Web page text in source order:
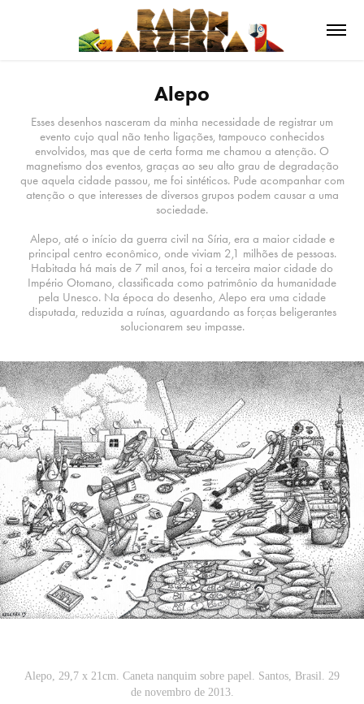
Alepo
Esses desenhos nasceram da minha necessidade de registrar um
evento cujo qual não tenho ligações, tampouco conhecidos
envolvidos, mas que de certa forma me chamou a atenção. O
magnetismo dos eventos, graças ao seu alto grau de degradação
que aquela cidade passou, me foi sintéticos. Pude acompanhar com
atenção o que interesses de diversos grupos podem causar a uma
sociedade.
Alepo, até o início da guerra civil na Síria, era a maior cidade e
principal centro econômico, onde viviam 2,1 milhões de pessoas.
Habitada há mais de 7 mil anos, foi a terceira maior cidade do
Império Otomano, classificada como patrimônio da humanidade
pela Unesco. Na época do desenho, Alepo era uma cidade
disputada, reduzida a ruínas, aguardando as forças beligerantes
solucionarem seu impasse.
Alepo, 29,7 x 21cm. Caneta nanquim sobre papel. Santos, Brasil. 29
de novembro de 2013.